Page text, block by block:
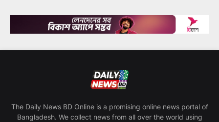
The Daily News BD Online is a promising online news portal of
Bangladesh. We collect news from all over the world using